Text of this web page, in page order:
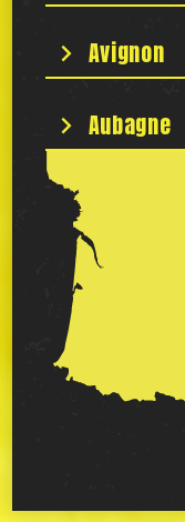
Avignon
Aubagne